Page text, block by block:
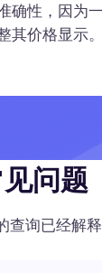
确性，因为
其价格显示
问题
查询已经解